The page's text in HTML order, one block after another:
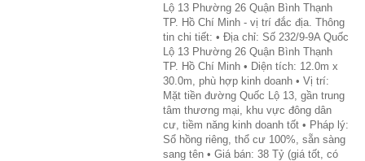
Lộ 13 Phường 26 Quận Bình Thạnh
TP. Hồ Chí Minh - vị trí đắc địa. Thông
tin chi tiết: • Địa chỉ: Số 232/9-9A Quốc
Lộ 13 Phường 26 Quận Bình Thạnh
TP. Hồ Chí Minh • Diện tích: 12.0m x
30.0m, phù hợp kinh doanh • Vị trí:
Mặt tiền đường Quốc Lộ 13, gần trung
tâm thương mại, khu vực đông dân
cư, tiềm năng kinh doanh tốt • Pháp lý:
Sổ hồng riêng, thổ cư 100%, sẵn sàng
sang tên • Giá bán: 38 Tỷ (giá tốt, có